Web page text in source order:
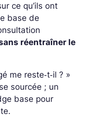
ce qu’ils ont
base de
réentraîner le
me reste‑t‑il ? »
sourcée ; un
base pour